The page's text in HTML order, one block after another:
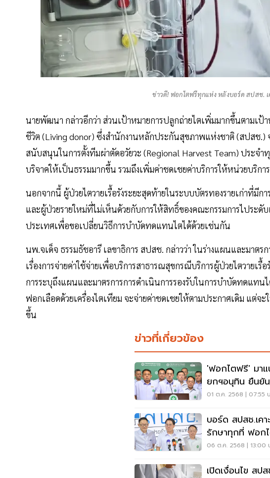
ข่าวดี! ฟอกไตฟรีทุกแห่ง หลังบอร์ด สปสช.
นายพัฒนา กล่าวอีกว่า ส่วนเป้าหมายการปลูกถ่ายไตเพิ่มมากขึ้นตามเป้
ชีวิต (Living donor) ซึ่งสำนักงานหลักประกันสุขภาพแห่งชาติ (สปสช.)
สนับสนุนในการตั้งทีมผ่าตัดอวัยวะ (Regional Harvest Team) ประจำ
บริจาคให้เป็นธรรมมากขึ้น รวมถึงเพิ่มค่าชดเชยค่าบริการให้หน่วยบริการ
นอกจากนี้ ผู้ป่วยไตวายเรื้อรังระยะสุดท้ายในระบบบัตรทองรายเก่าที่มีก
และผู้ป่วยรายใหม่ที่ไม่เห็นด้วยกับการให้สิทธิ์ของคณะกรรมการไประ
ประเทศเพื่อขอเปลี่ยนวิธีการบำบัดทดแทนไตได้ด้วยเช่นกัน
นพ.จเด็จ ธรรมธัชอารี เลขาธิการ สปสช. กล่าวว่า ในร่างแผนและมา
เรื่องการจ่ายค่าใช้จ่ายเพื่อบริการสาธารณสุขกรณีบริการผู้ป่วยไตวาย
การระบุถึงแผนและมาตรการการดำเนินการรองรับในการบำบัดทดแท
ฟอกเลือดด้วยเครื่องไตเทียม จะจ่ายค่าชดเชยให้ตามประกาศเดิม แต่
ขึ้น
ข่าวที่เกี่ยวข้อง
'ฟอกไตฟรี' มาแ
ยกฯอนุทิน ยืนยั
01 ต.ค. 2568 | 07:55
บอร์ด สปสช.เค
รักษาทุกที่ ฟอก
06 ต.ค. 2568 | 13:00
เปิดเงื่อนไข ส